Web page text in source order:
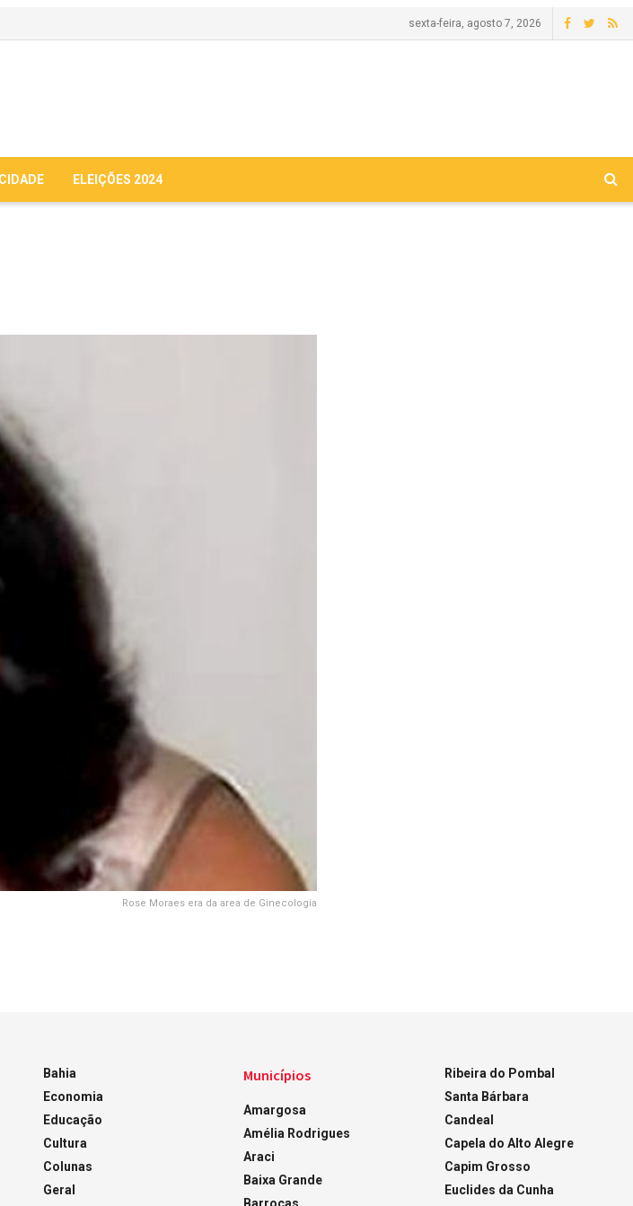
sexta-feira, agosto 7, 2026
ELEIÇÕES 2024
Rose Moraes era da area de Ginecologia
Bahia
Economia
Educação
Cultura
Colunas
Geral
Municípios
Amargosa
Amélia Rodrigues
Araci
Baixa Grande
Ribeira do Pombal
Santa Bárbara
Candeal
Capela do Alto Alegre
Capim Grosso
Euclides da Cunha